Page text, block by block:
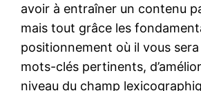
avoir à entraîner un contenu
mais tout grâce les
positionnement où il vous
mots-clés pertinents,
niveau du champ